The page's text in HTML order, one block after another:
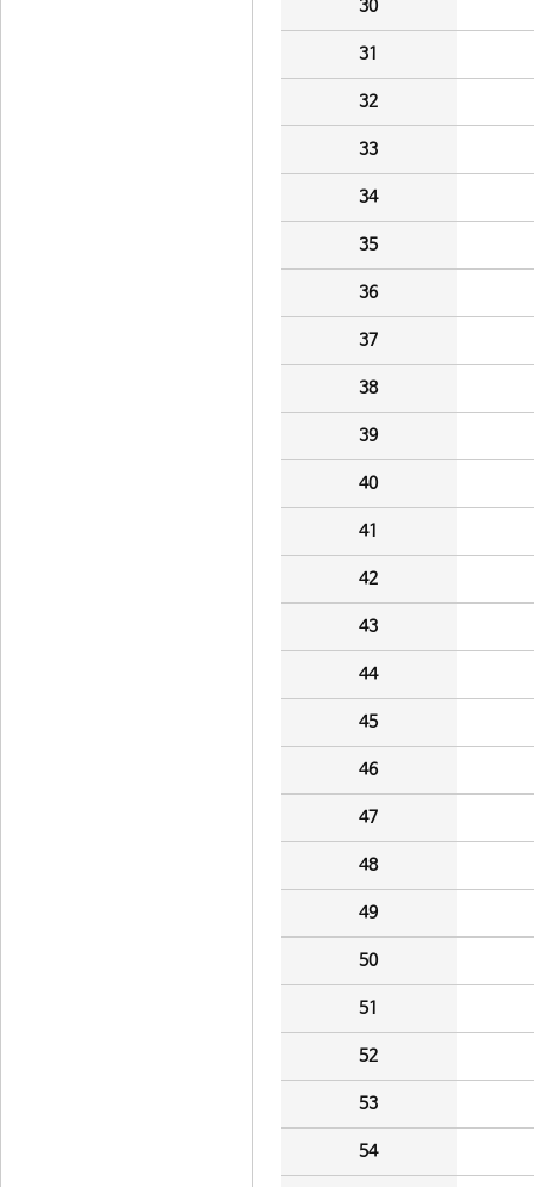
30
31
32
33
34
35
36
37
38
39
40
41
42
43
44
45
46
47
48
49
50
51
52
53
54